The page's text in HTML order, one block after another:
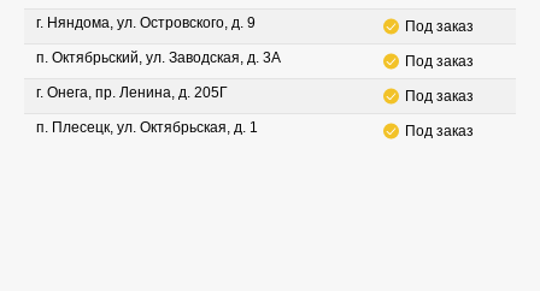
г. Няндома, ул. Островского, д. 9
Под заказ
п. Октябрьский, ул. Заводская, д. 3А
Под заказ
г. Онега, пр. Ленина, д. 205Г
Под заказ
п. Плесецк, ул. Октябрьская, д. 1
Под заказ